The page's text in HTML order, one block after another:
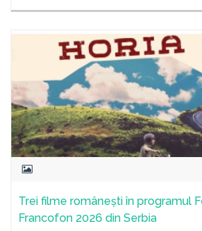
Trei filme românești în programul
Francofon 2026 din Serbia